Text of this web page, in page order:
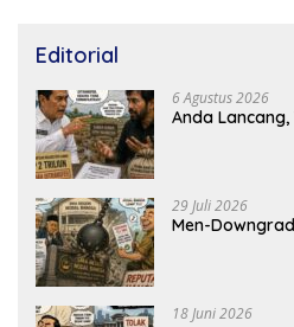
Editorial
6 Agustus 2026
Anda
29 Juli 2026
Men-
18 Juni 2026